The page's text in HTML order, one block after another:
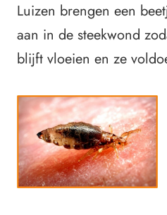
Luizen brengen een
aan in de steekwond
blijft vloeien en ze